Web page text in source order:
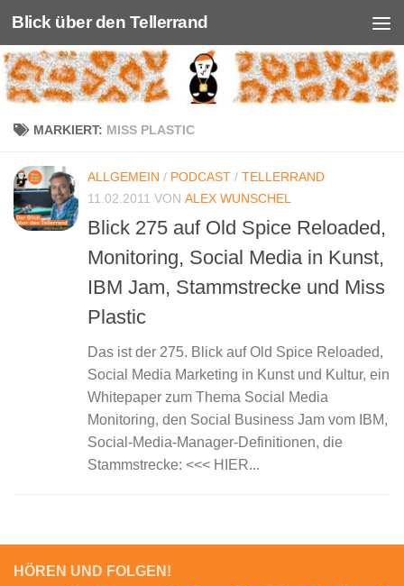
Unter dem Inhalt
Blick über den Tellerrand
MARKIERT: MISS PLASTIC
ALLGEMEIN / PODCAST / TELLERRAND
11.02.2011 VON ALEX WUNSCHEL
Blick 275 auf Old Spice Reloaded,
Monitoring, Social Media in Kunst,
IBM Jam, Stammstrecke und Miss
Plastic
Das ist der 275. Blick auf Old Spice Reloaded,
Social Media Marketing in Kunst und Kultur, ein
Whitepaper zum Thema Social Media
Monitoring, den Social Business Jam vom IBM,
Social-Media-Manager-Definitionen, die
Stammstrecke: <<< HIER...
HÖREN UND FOLGEN!